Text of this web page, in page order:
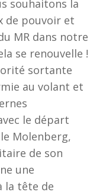
souhaitons la
de pouvoir et
MR dans notre
se renouvelle !
sortante
au volant et
le départ
Molenberg,
de son
une
la tête de